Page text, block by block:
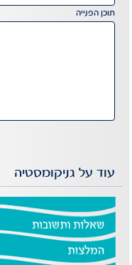
תוכן הפנייה
עוד על גניקומסטיה